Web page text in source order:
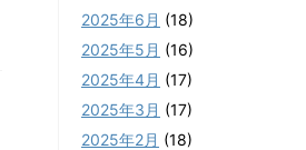
2025年6月 (18)
2025年5月 (16)
2025年4月 (17)
2025年3月 (17)
2025年2月 (18)